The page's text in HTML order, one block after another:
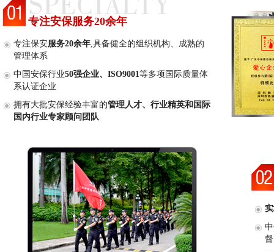
专注安保服务20余年
专注保安服务20余年,具备健全的组织机构、成熟的
管理体系
中国安保行业50强企业、ISO9001等多项国际质量体
系认证企业
拥有大批安保经验丰富的管理人才、行业精英和国际
国内行业专家顾问团队